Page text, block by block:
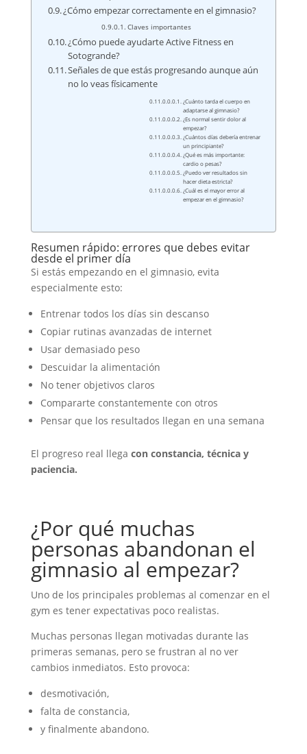
¿Cómo empezar correctamente en el gimnasio?
Claves importantes
¿Cómo puede ayudarte Active Fitness en
Sotogrande?
Señales de que estás progresando aunque aún
no lo veas físicamente
¿Cuánto tarda el cuerpo en
adaptarse al gimnasio?
¿Es normal sentir dolor al
empezar?
¿Cuántos días debería entrenar
un principiante?
¿Qué es más importante:
cardio o pesas?
¿Puedo ver resultados sin
hacer dieta estricta?
¿Cuál es el mayor error al
empezar en el gimnasio?
Resumen rápido: errores que debes evitar
desde el primer día
Si estás empezando en el gimnasio, evita
especialmente esto:
Entrenar todos los días sin descanso
Copiar rutinas avanzadas de internet
Usar demasiado peso
Descuidar la alimentación
No tener objetivos claros
Compararte constantemente con otros
Pensar que los resultados llegan en una semana
El progreso real llega con constancia, técnica y
paciencia.
¿Por qué muchas
personas abandonan el
gimnasio al empezar?
Uno de los principales problemas al comenzar en el
gym es tener expectativas poco realistas.
Muchas personas llegan motivadas durante las
primeras semanas, pero se frustran al no ver
cambios inmediatos. Esto provoca:
desmotivación,
falta de constancia,
y finalmente abandono.